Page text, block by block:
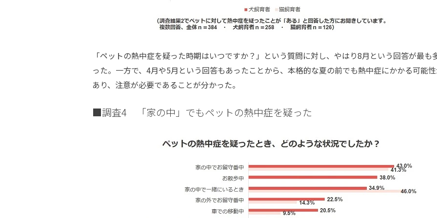
「ペットの熱中症を疑った時期はいつですか？」という質問に対し、やはり8月という回答が最も
った。一方で、4月や5月という回答もあったことから、本格的な夏の前でも熱中症にかかる可能
あり、注意が必要であることが分かった。
■調査4 「家の中」でもペットの熱中症を疑った